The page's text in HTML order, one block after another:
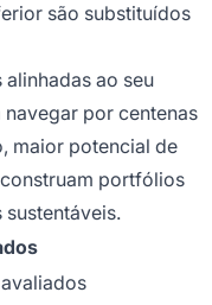
são substituídos
ao seu
por centenas
maior potencial de
portfólios